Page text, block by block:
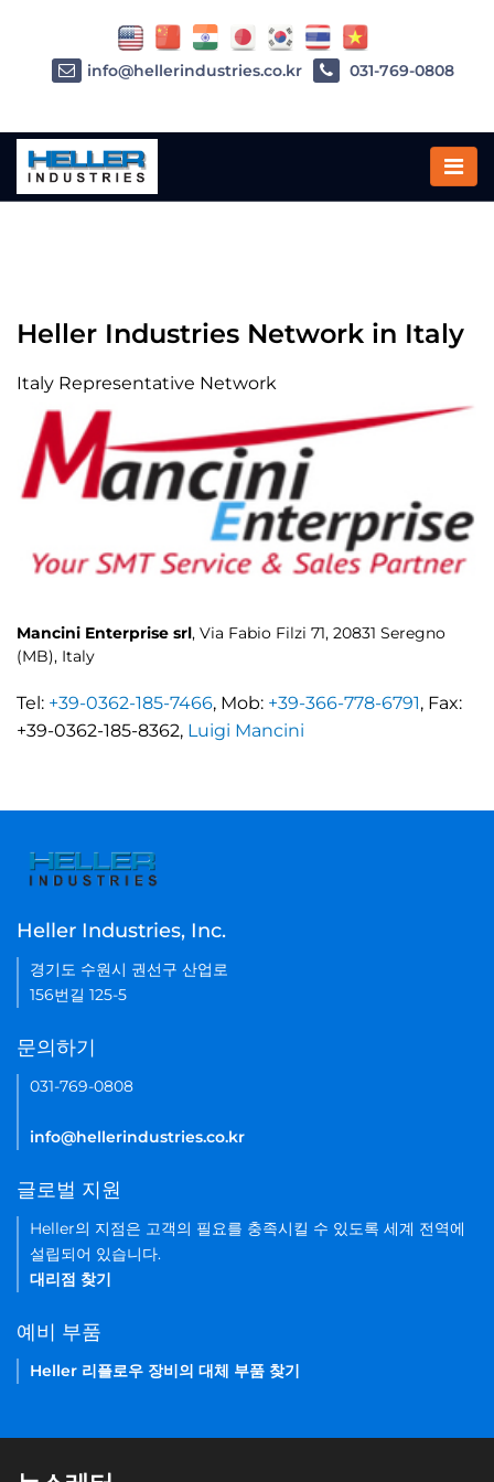
Home»이탈리아
Heller Industries Network in Italy
Italy Representative Network
Mancini Enterprise srl, Via Fabio Filzi 71, 20831 Seregno
(MB), Italy
Tel: +39-0362-185-7466, Mob: +39-366-778-6791, Fax:
+39-0362-185-8362, Luigi Mancini
info@hellerindustries.co.kr 031-769-0808
Heller Industries, Inc.
경기도 수원시 권선구 산업로
156번길 125-5
문의하기
031-769-0808
info@hellerindustries.co.kr
글로벌 지원
Heller의 지점은 고객의 필요를 충족시킬 수 있도록 세계 전역에
설립되어 있습니다.
대리점 찾기
예비 부품
Heller 리플로우 장비의 대체 부품 찾기